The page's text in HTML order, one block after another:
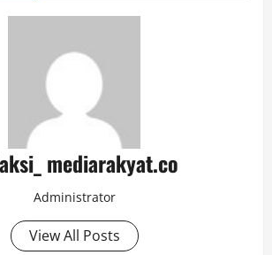
mediarakyat.co
Administrator
View All Posts